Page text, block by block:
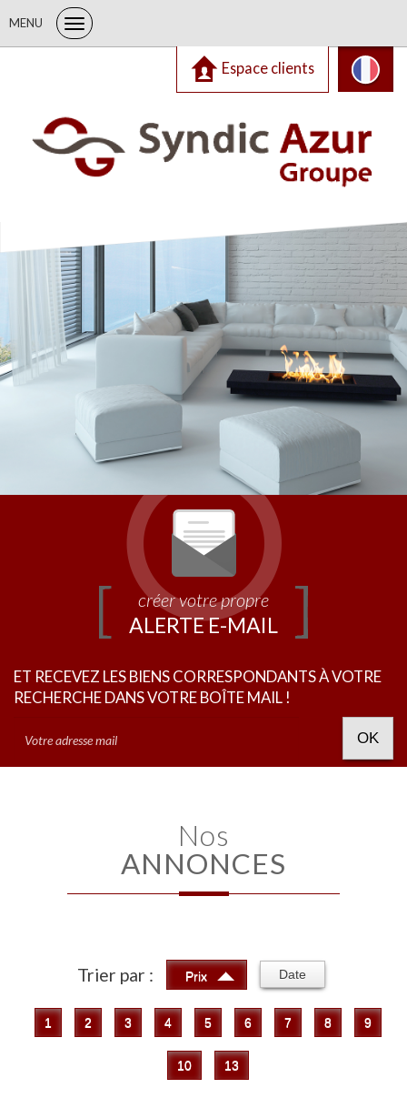
MENU
Espace clients
créer votre propre
ALERTE E-MAIL
ET RECEVEZ LES BIENS CORRESPONDANTS À VOTRE
RECHERCHE DANS VOTRE BOÎTE MAIL !
OK
Nos
ANNONCES
Trier par : Prix Date
1 2 3 4 5 6 7 8 9
10 13